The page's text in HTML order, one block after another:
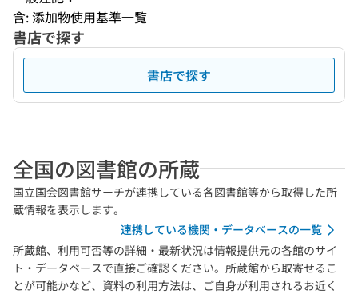
含: 添加物使用基準一覧
書店で探す
書店で探す
全国の図書館の所蔵
国立国会図書館サーチが連携している各図書館等から取得した所
蔵情報を表示します。
連携している機関・データベースの一覧
所蔵館、利用可否等の詳細・最新状況は情報提供元の各館のサイ
ト・データベースで直接ご確認ください。所蔵館から取寄せるこ
とが可能かなど、資料の利用方法は、ご自身が利用されるお近く